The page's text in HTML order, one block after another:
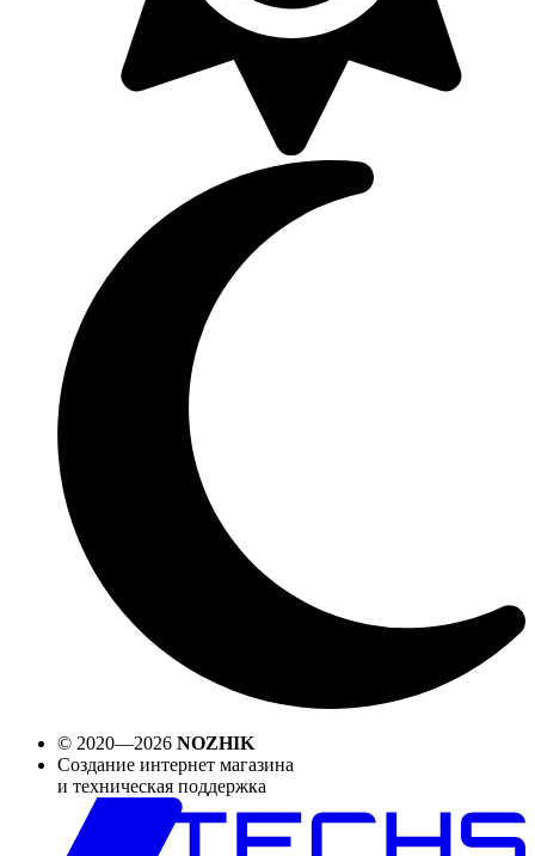
© 2020—2026 NOZHIK
Создание интернет магазина
и техническая поддержка